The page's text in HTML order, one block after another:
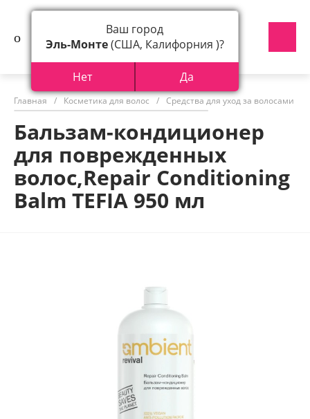
Главная / Косметика для волос / Средства для уход за волосами
Бальзам-кондиционер
для поврежденных
волос,Repair Conditioning
Balm TEFIA 950 мл
Ваш город
Эль-Монте(США, Калифорния )?
Нет Да